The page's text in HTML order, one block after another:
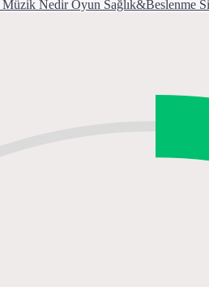
Müzik Nedir Oyun Sağlık&Beslenme